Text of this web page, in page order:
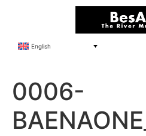
English
0006-